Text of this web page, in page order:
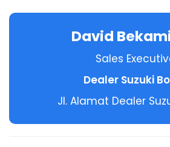
David
Sales
Dealer Suzuki
Jl. Alamat Dealer